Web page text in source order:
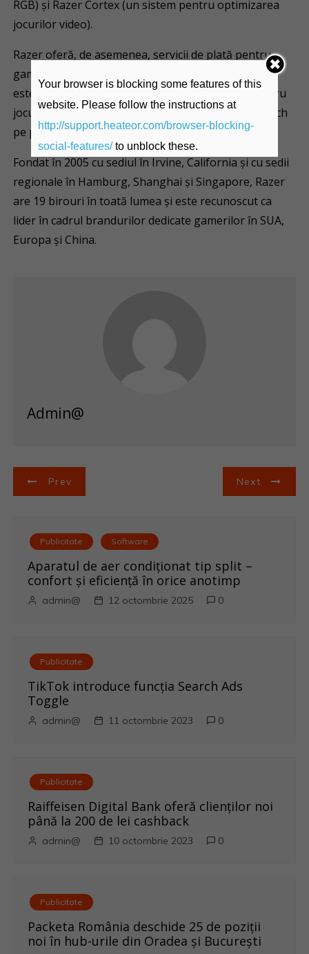
RGB) și Razer Cortex (un sistem pentru optimizarea
jocurilor video).
Razer oferă, de asemenea, servicii de plată pentru
gameri, tineri, millennials și generația Z. Razer Gold
este unul dintre cele mai mari servicii de plată pentru
jocuri din lume, iar Razer Fintech oferă servicii fintech
pe piețele emergente.
Fondat în 2005 cu sediul în Irvine, California și cu sedii
regionale în Hamburg, Shanghai și Singapore, Razer
are 19 birouri în toată lumea și este recunoscut ca
lider în cadrul brandurilor dedicate gamerilor în SUA,
Europa și China.
Admin@
N
Prev Next
Publicitate Software
Aparatul de aer condiționat tip split –
confort și eficiență în orice anotimp
admin@ 12 octombrie 2025 0
Publicitate
TikTok introduce funcția Search Ads
Toggle
admin@ 11 octombrie 2023 0
Publicitate
Raiffeisen Digital Bank oferă clienților noi
până la 200 de lei cashback
admin@ 10 octombrie 2023 0
Publicitate
Packeta România deschide 25 de poziții
noi în hub-urile din Oradea și București
Your browser is blocking some features of this
website. Please follow the instructions at
http://support.heateor.com/browser-blocking-
social-features/to unblock these.